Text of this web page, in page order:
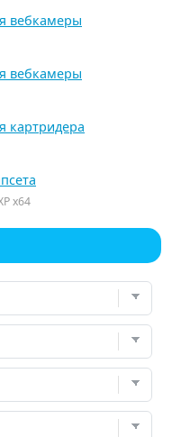
вебкамеры
вебкамеры
картридера
x64